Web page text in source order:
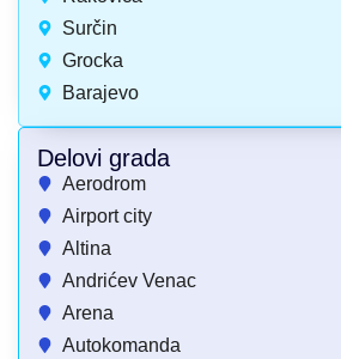
Surčin
Grocka
Barajevo
Delovi grada
Aerodrom
Airport city
Altina
Andrićev Venac
Arena
Autokomanda